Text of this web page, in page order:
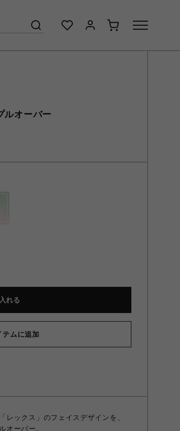
ルオーバー
れる
テムに追加
レックス」のフェイスデザインを、
オーバー。